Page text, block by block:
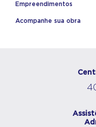
Empreendimentos
Acompanhe sua obra